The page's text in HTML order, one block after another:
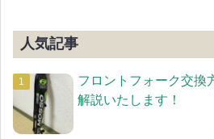
人気記事
フロントフォーク交換
解説いたします！